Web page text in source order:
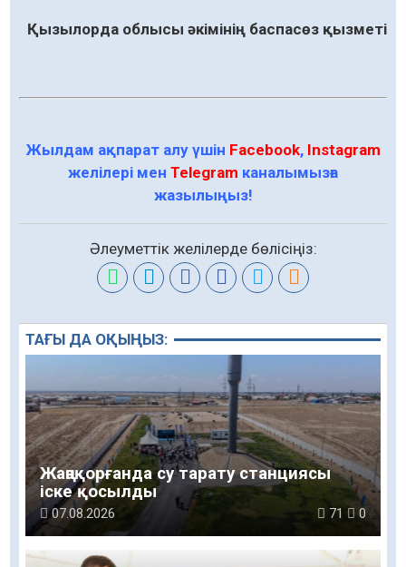
Қызылорда облысы әкімінің баспасөз қызметі
Жылдам ақпарат алу үшін Facebook, Instagram
желілері мен Telegram каналымызға
жазылыңыз!
Әлеуметтік желілерде бөлісіңіз:
ТАҒЫ ДА ОҚЫҢЫЗ:
Жаңақорғанда су тарату станциясы
іске қосылды
07.08.2026 71 0